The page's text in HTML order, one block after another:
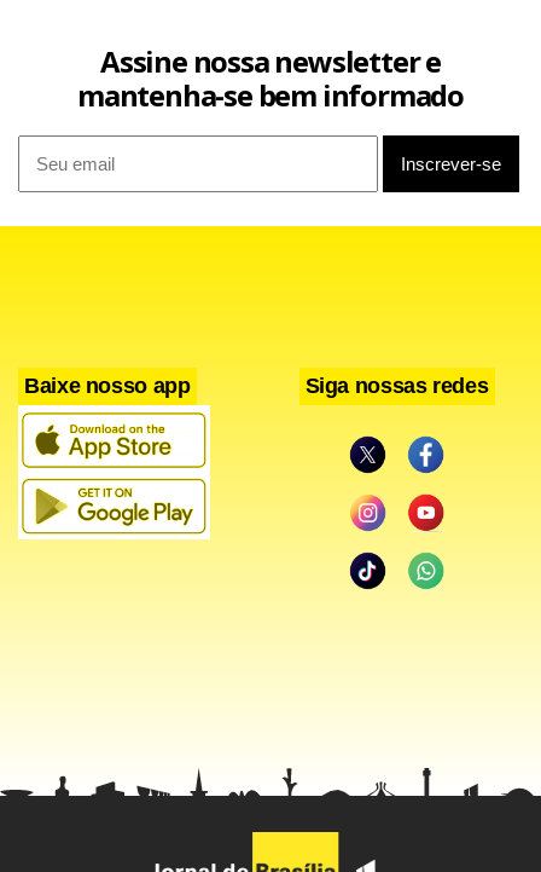
Assine nossa newsletter e
mantenha-se bem informado
Baixe nosso app Siga nossas redes